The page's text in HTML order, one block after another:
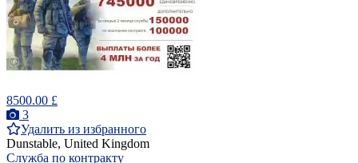
8500.00 £
3
Удалить из избранного
Dunstable, United Kingdom
Служба по контракту